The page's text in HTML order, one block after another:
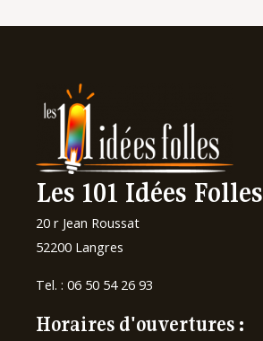
Les 101 Idées Folles
20 r Jean Roussat
52200 Langres
Tel. : 06 50 54 26 93
Horaires d'ouvertures :